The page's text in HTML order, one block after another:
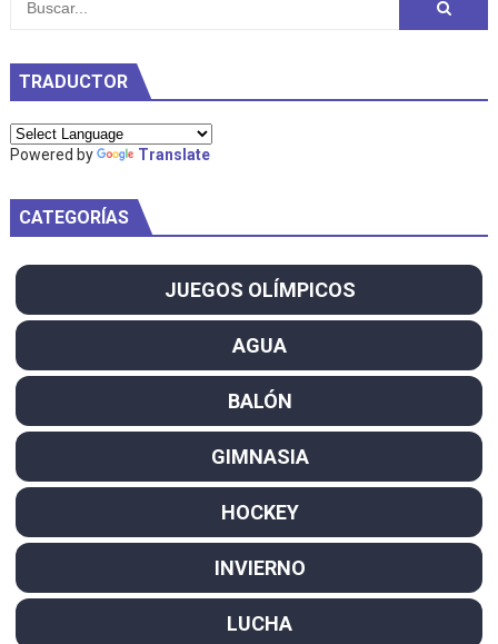
TRADUCTOR
Powered by Translate
CATEGORÍAS
JUEGOS OLÍMPICOS
AGUA
BALÓN
GIMNASIA
HOCKEY
INVIERNO
LUCHA